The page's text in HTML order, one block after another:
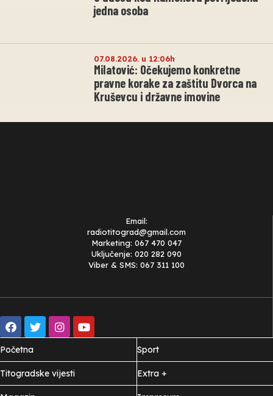
jedna osoba
07.08.2026. u 12:06h
Milatović: Očekujemo konkretne
pravne korake za zaštitu Dvorca na
Kruševcu i državne imovine
Email:
radiotitograd@gmail.com
Marketing: 067 470 047
Uključenje: 020 282 090
Viber & SMS: 067 311 100
Početna
Titogradske vijesti
Sport
Extra +